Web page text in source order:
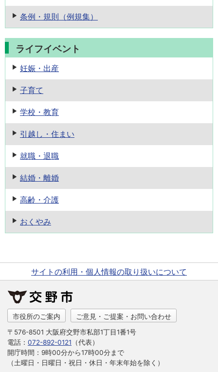
条例・規則 （例規集）
ライフイベント
妊娠・出産
子育て
学校・教育
引越し・住まい
就職・退職
結婚・離婚
高齢・介護
おくやみ
サイトの利用・個人情報の取り扱いについて
市役所のご案内 ご意見・ご提案・お問い合わせ
〒576-8501 大阪府交野市私部1丁目1番1号
電話： 072-892-0121 （代表）
開庁時間：9時00分から17時00分まで
（土曜日・日曜日・祝日・休日・年末年始を除く）